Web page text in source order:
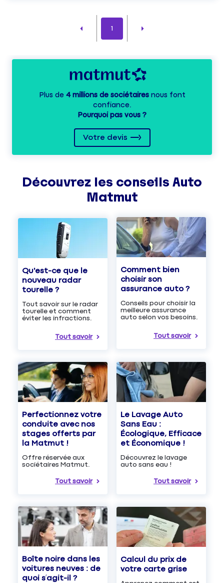
1
Plus de 4 millions de sociétairesnous font
confiance.
Pourquoi pas vous ?
Votre devis
Découvrez les conseils Auto
Matmut
Qu'est-ce que le
nouveau radar
tourelle ?
Tout savoir sur le radar
tourelle et comment
éviter les infractions.
Tout savoir
Comment bien
choisir son
assurance auto ?
Conseils pour choisir la
meilleure assurance
auto selon vos besoins.
Tout savoir
Perfectionnez votre
conduite avec nos
stages offerts par
la Matmut !
Offre réservée aux
sociétaires Matmut.
Tout savoir
Le Lavage Auto
Sans Eau :
Écologique, Efficace
et Économique !
Découvrez le lavage
auto sans eau !
Tout savoir
Boîte noire dans les
voitures neuves : de
quoi s’agit-il ?
Calcul du prix de
votre carte grise